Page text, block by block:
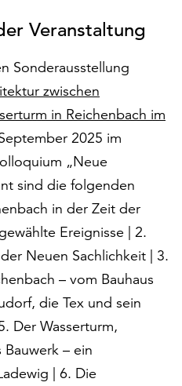
Veranstaltung
Sonderausstellung
zwischen
in Reichenbach im
2025 im
„Neue
sind die folgenden
in der Zeit der
Ereignisse | 2.
Neuen Sachlichkeit | 3.
– vom Bauhaus
die Tex und sein
Der Wasserturm,
– ein
| 6. Die